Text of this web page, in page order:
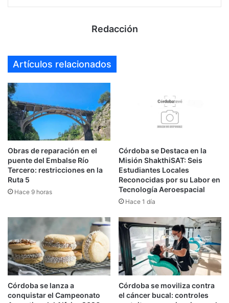
Redacción
Artículos relacionados
Obras de reparación en el
puente del Embalse Río
Tercero: restricciones en la
Ruta 5
Hace 9 horas
Córdoba se Destaca en la
Misión ShakthiSAT: Seis
Estudiantes Locales
Reconocidas por su Labor en
Tecnología Aeroespacial
Hace 1 día
Córdoba se lanza a
conquistar el Campeonato
Córdoba se moviliza contra
el cáncer bucal: controles